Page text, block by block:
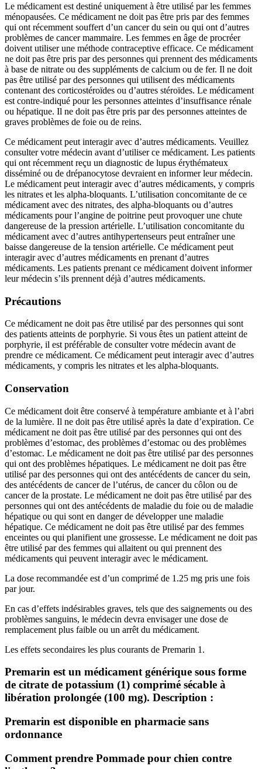
Le médicament est destiné uniquement à être utilisé par les femmes
ménopausées. Ce médicament ne doit pas être pris par des femmes
qui ont récemment souffert d’un cancer du sein ou qui ont d’autres
problèmes de cancer mammaire. Les femmes en âge de procréer
doivent utiliser une méthode contraceptive efficace. Ce médicament
ne doit pas être pris par des personnes qui prennent des médicaments
à base de nitrate ou des suppléments de calcium ou de fer. Il ne doit
pas être utilisé par des personnes qui utilisent des médicaments
contenant des corticostéroïdes ou d’autres stéroïdes. Le médicament
est contre-indiqué pour les personnes atteintes d’insuffisance rénale
ou hépatique. Il ne doit pas être pris par des personnes atteintes de
graves problèmes de foie ou de reins.
Ce médicament peut interagir avec d’autres médicaments. Veuillez
consulter votre médecin avant d’utiliser ce médicament. Les patients
qui ont récemment reçu un diagnostic de lupus érythémateux
disséminé ou de drépanocytose devraient en informer leur médecin.
Le médicament peut interagir avec d’autres médicaments, y compris
les nitrates et les alpha-bloquants. L’utilisation concomitante de ce
médicament avec des nitrates, des alpha-bloquants ou d’autres
médicaments pour l’angine de poitrine peut provoquer une chute
dangereuse de la pression artérielle. L’utilisation concomitante du
médicament avec d’autres antihypertenseurs peut entraîner une
baisse dangereuse de la tension artérielle. Ce médicament peut
interagir avec d’autres médicaments en prenant d’autres
médicaments. Les patients prenant ce médicament doivent informer
leur médecin s’ils prennent déjà d’autres médicaments.
Précautions
Ce médicament ne doit pas être utilisé par des personnes qui sont
des patients atteints de porphyrie. Si vous êtes un patient atteint de
porphyrie, il est préférable de consulter votre médecin avant de
prendre ce médicament. Ce médicament peut interagir avec d’autres
médicaments, y compris les nitrates et les alpha-bloquants.
Conservation
Ce médicament doit être conservé à température ambiante et à l’abri
de la lumière. Il ne doit pas être utilisé après la date d’expiration. Ce
médicament ne doit pas être utilisé par des personnes qui ont des
problèmes d’estomac, des problèmes d’estomac ou des problèmes
d’estomac. Le médicament ne doit pas être utilisé par des personnes
qui ont des problèmes hépatiques. Le médicament ne doit pas être
utilisé par des personnes qui ont des antécédents de cancer du sein,
des antécédents de cancer de l’utérus, de cancer du côlon ou de
cancer de la prostate. Le médicament ne doit pas être utilisé par des
personnes qui ont des antécédents de maladie du foie ou de maladie
hépatique ou qui sont en danger de développer une maladie
hépatique. Ce médicament ne doit pas être utilisé par des femmes
enceintes ou qui planifient une grossesse. Le médicament ne doit pas
être utilisé par des femmes qui allaitent ou qui prennent des
médicaments qui peuvent interagir avec le médicament.
La dose recommandée est d’un comprimé de 1.25 mg pris une fois
par jour.
En cas d’effets indésirables graves, tels que des saignements ou des
problèmes sanguins, le médecin devra envisager une dose de
remplacement plus faible ou un arrêt du médicament.
Les effets secondaires les plus courants de Premarin 1.
Premarin est un médicament générique sous forme
de citrate de potassium (1) comprimé sécable à
libération prolongée (100 mg). Description :
Premarin est disponible en pharmacie sans
ordonnance
Comment prendre Pommade pour chien contre